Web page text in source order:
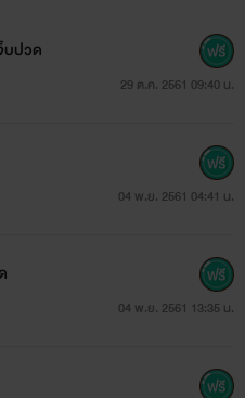
มหรูระดับ 5 ดาว และเจ้าของ
ให้ใครได้รับรู้นอกเสียจาก
บปวด
29 ต.ค. 2561 09:40 น.
04 พ.ย. 2561 04:41 น.
04 พ.ย. 2561 13:35 น.